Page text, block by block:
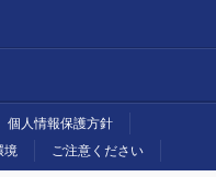
個人情報保護方針
境 ご注意ください